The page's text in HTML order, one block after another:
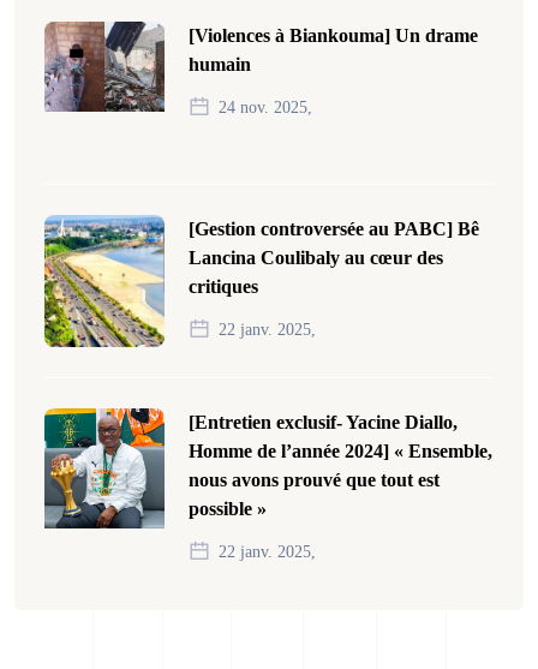
[Violences à Biankouma] Un drame
humain
24 nov. 2025,
[Gestion controversée au PABC] Bê
Lancina Coulibaly au cœur des
critiques
22 janv. 2025,
[Entretien exclusif- Yacine Diallo,
Homme de l’année 2024] « Ensemble,
nous avons prouvé que tout est
possible »
22 janv. 2025,